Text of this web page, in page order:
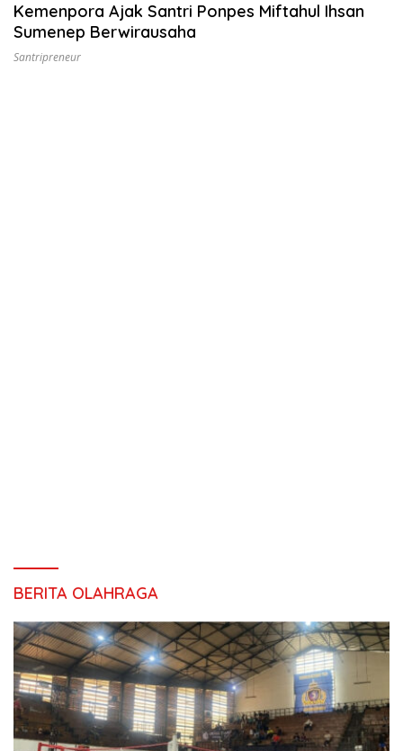
Kemenpora Ajak Santri Ponpes Miftahul Ihsan
Sumenep Berwirausaha
Santripreneur
BERITA OLAHRAGA